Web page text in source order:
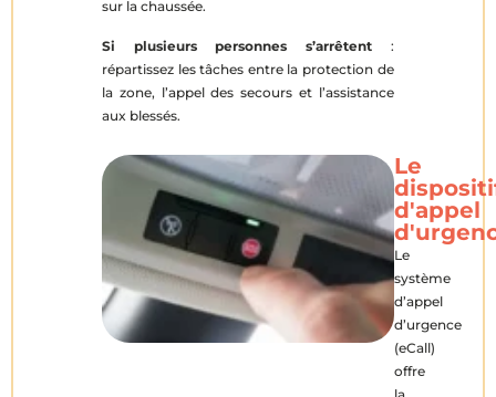
sur la chaussée.
Si plusieurs personnes s’arrêtent:
répartissez les tâches entre la protection de
la zone, l’appel des secours et l’assistance
aux blessés.
Le
d'appel
Le
système
d’appel
d’urgence
(eCall)
offre